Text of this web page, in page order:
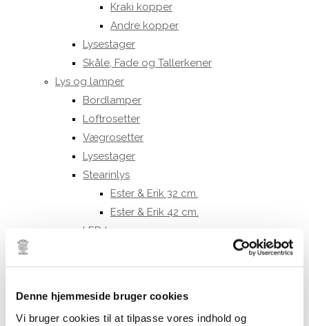
Denne hjemmeside bruger cookies
Vi bruger cookies til at tilpasse vores indhold og
Kraki kopper
Andre kopper
Lysestager
Skåle, Fade og Tallerkener
Lys og lamper
Bordlamper
Loftrosetter
Vægrosetter
Lysestager
Stearinlys
Ester & Erik 32 cm.
Ester & Erik 42 cm.
LED lys
30 cm.
LED bloklys